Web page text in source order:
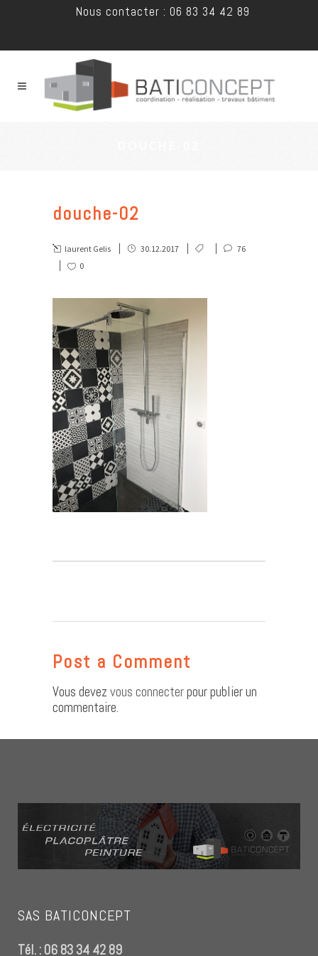
Nous contacter : 06 83 34 42 89
douche-02
laurent Gelis 30.12.2017
76
0
Post a Comment
Vous devez vous connecterpour publier un
commentaire.
SAS BATICONCEPT
Tél. : 06 83 34 42 89